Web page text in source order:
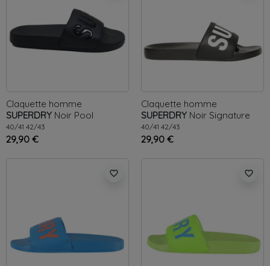
Claquette homme
SUPERDRY Noir Pool
40/41 42/43
29,90 €
Claquette homme
SUPERDRY Noir Signature
pool
40/41 42/43
29,90 €
favorite_border favorite_border